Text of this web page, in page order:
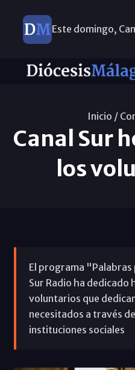
Este domingo,
Inicio /
Canal Sur
los
El programa "Palabras
Sur Radio ha dedicado
voluntarios que
necesitados a través
instituciones sociales